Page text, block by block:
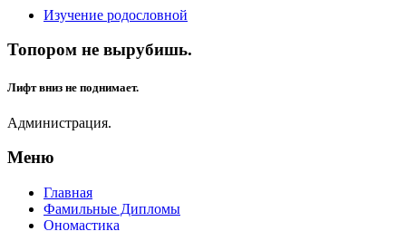
Изучение родословной
Топором не вырубишь.
Лифт вниз не поднимает.
Администрация.
Меню
Главная
Фамильные Дипломы
Ономастика